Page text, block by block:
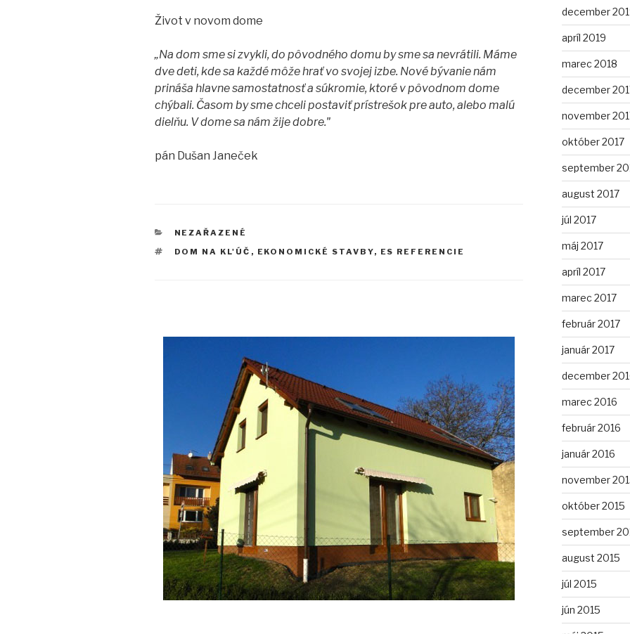
Život v novom dome
„Na dom sme si zvykli, do pôvodného domu by sme sa nevrátili. Máme
dve deti, kde sa každé môže hrať vo svojej izbe. Nové bývanie nám
prináša hlavne samostatnosť a súkromie, ktoré v pôvodnom dome
chýbali. Časom by sme chceli postaviť prístrešok pre auto, alebo malú
dielňu. V dome sa nám žije dobre."
pán Dušan Janeček
KATEGÓRIE
NEZAŘAZENÉ
ZNAČKY
DOM NA KL'ÚČ , EKONOMICKÉ STAVBY, ES REFERENCIE
december
apríl 2019
marec 2018
december
november
október 2017
september
august 2017
júl 2017
máj 2017
apríl 2017
marec 2017
február 2017
január 2017
december
marec 2016
február 2016
január 2016
november
október 2015
september
august 2015
júl 2015
jún 2015